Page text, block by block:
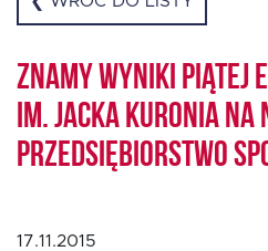
Pożyczka rozwojowa
Oferta dla MSP
Znamy wyniki piątej
im. Jacka Kuronia na
Przedsiębiorstwo
17.11.2015